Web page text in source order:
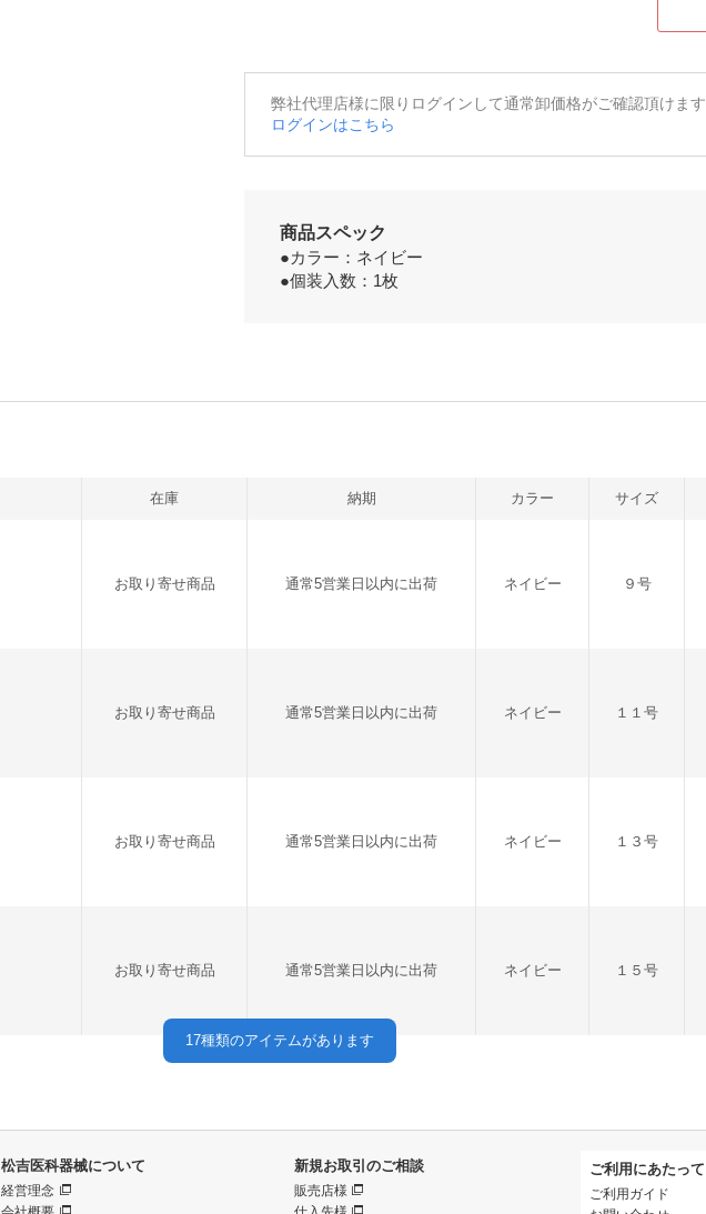
弊社代理店様に限りログインして通常卸価格がご確認頂けます
ログインはこちら
商品スペック
●カラー：ネイビー
●個装入数：1枚
在庫 納期 カラー サイズ
お取り寄せ商品 通常5営業日以内に出荷 ネイビー ９号
お取り寄せ商品 通常5営業日以内に出荷 ネイビー １１号
お取り寄せ商品 通常5営業日以内に出荷 ネイビー １３号
お取り寄せ商品 通常5営業日以内に出荷 ネイビー １５号
17種類のアイテムがあります
松吉医科器械について
経営理念
新規お取引のご相談
販売店様
ご利用にあたって
ご利用ガイド